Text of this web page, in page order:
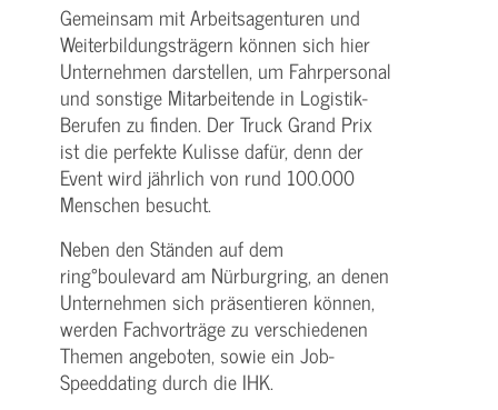
Gemeinsam mit Arbeitsagenturen und
Weiterbildungsträgern können sich hier
Unternehmen darstellen, um Fahrpersonal
und sonstige Mitarbeitende in Logistik-
Berufen zu finden. Der Truck Grand Prix
ist die perfekte Kulisse dafür, denn der
Event wird jährlich von rund 100.000
Menschen besucht.
Neben den Ständen auf dem
ring°boulevard am Nürburgring, an denen
Unternehmen sich präsentieren können,
werden Fachvorträge zu verschiedenen
Themen angeboten, sowie ein Job-
Speeddating durch die IHK.